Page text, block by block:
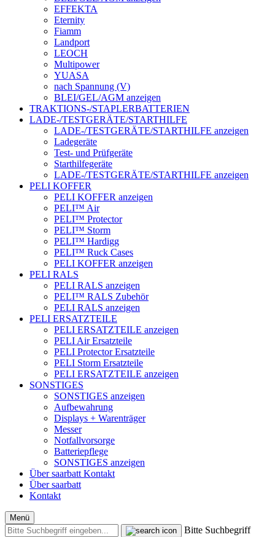
EFFEKTA
Eternity
Fiamm
Landport
LEOCH
Multipower
YUASA
nach Spannung (V)
BLEI/GEL/AGM anzeigen
TRAKTIONS-/STAPLERBATTERIEN
LADE-/TESTGERÄTE/STARTHILFE
LADE-/TESTGERÄTE/STARTHILFE anzeigen
Ladegeräte
Test- und Prüfgeräte
Starthilfegeräte
LADE-/TESTGERÄTE/STARTHILFE anzeigen
PELI KOFFER
PELI KOFFER anzeigen
PELI™ Air
PELI™ Protector
PELI™ Storm
PELI™ Hardigg
PELI™ Ruck Cases
PELI KOFFER anzeigen
PELI RALS
PELI RALS anzeigen
PELI™ RALS Zubehör
PELI RALS anzeigen
PELI ERSATZTEILE
PELI ERSATZTEILE anzeigen
PELI Air Ersatzteile
PELI Protector Ersatzteile
PELI Storm Ersatzteile
PELI ERSATZTEILE anzeigen
SONSTIGES
SONSTIGES anzeigen
Aufbewahrung
Displays + Warenträger
Messer
Notfallvorsorge
Batteriepflege
SONSTIGES anzeigen
Über saarbatt Kontakt
Über saarbatt
Kontakt
Menü
Bitte Suchbegriff